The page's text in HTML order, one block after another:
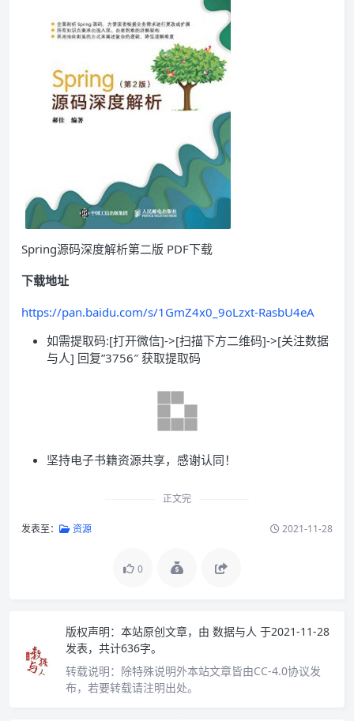
Spring源码深度解析第二版 PDF下载
下载地址
https://pan.baidu.com/s/1GmZ4x0_9oLzxt-RasbU4eA
如需提取码:[打开微信]->[扫描下方二维码]->[关注数据
与人] 回复”3756″ 获取提取码
坚持电子书籍资源共享，感谢认同！
正文完
发表至： 资源 2021-11-28
0
版权声明： 本站原创文章，由 数据与人 于2021-11-28
发表，共计636字。
转载说明： 除特殊说明外本站文章皆由CC-4.0协议发
布，若要转载请注明出处。